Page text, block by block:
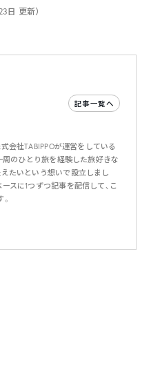
日 更新）
記事一覧へ
会社TABIPPOが運営をしている
周のひとり旅を経験した旅好きな
たいという想いで設立しまし
スに1つずつ記事を配信して、こ